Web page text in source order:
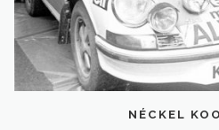
NÉCKEL